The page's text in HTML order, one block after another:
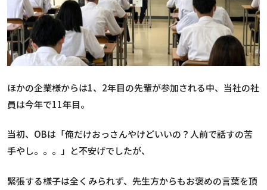
ほかの企業様からは1、2年目の先輩が参加される中、当社の社
員は今年で11年目。
当初、OBは「俺だけおっさんやけどいいの？人前で話すの苦
手やし。。。」と不安げでしたが、
緊張する様子は全くみられず、先生方からもお褒めの言葉を頂